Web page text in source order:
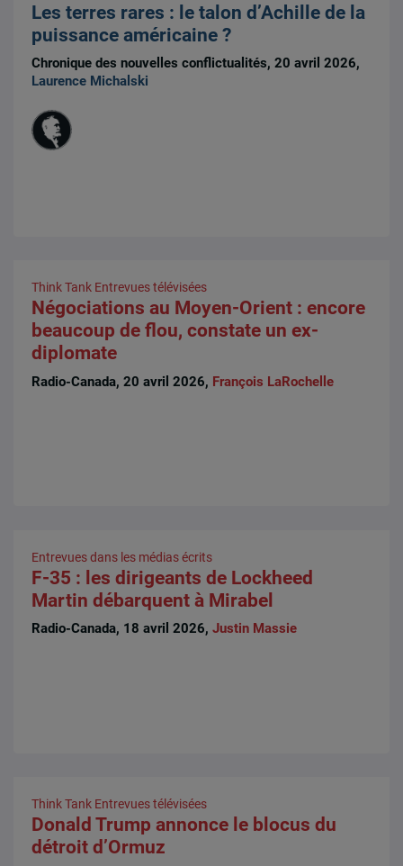
Les terres rares : le talon d’Achille de la
puissance américaine ?
Chronique des nouvelles conflictualités, 20 avril 2026,
Laurence Michalski
Think Tank Entrevues télévisées
Négociations au Moyen-Orient : encore
beaucoup de flou, constate un ex-
diplomate
Radio-Canada, 20 avril 2026, François LaRochelle
Entrevues dans les médias écrits
F-35 : les dirigeants de Lockheed
Martin débarquent à Mirabel
Radio-Canada, 18 avril 2026,Justin Massie
Think Tank Entrevues télévisées
Donald Trump annonce le blocus du
détroit d’Ormuz